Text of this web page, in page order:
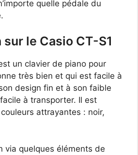
quelle pédale du
le Casio CT-S1
un clavier de piano pour
très bien et qui est facile à
design fin et à son faible
à transporter. Il est
attrayantes : noir,
via quelques éléments de